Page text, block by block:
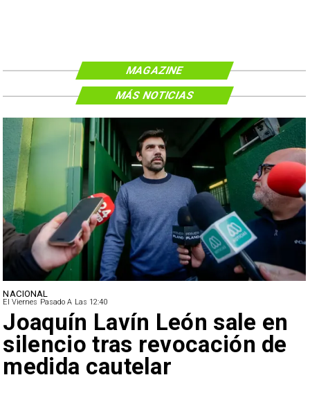
MAGAZINE
NACIONAL
El Viernes Pasado A Las 12:40
Joaquín Lavín León sale en
silencio tras revocación de
medida cautelar
MÁS NOTICIAS